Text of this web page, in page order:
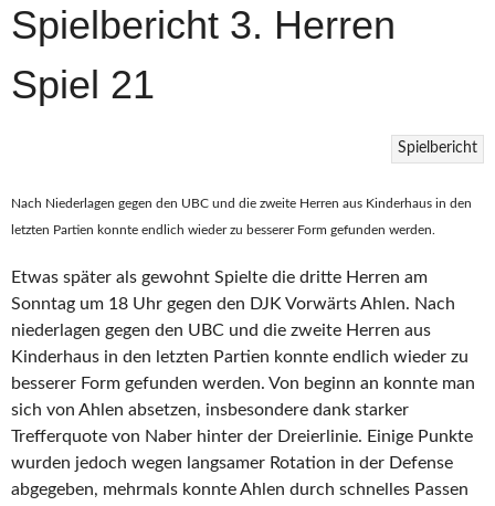
Spielbericht 3. Herren
Spiel 21
Spielbericht
Nach Niederlagen gegen den UBC und die zweite Herren aus Kinderhaus in den
letzten Partien konnte endlich wieder zu besserer Form gefunden werden.
Etwas später als gewohnt Spielte die dritte Herren am
Sonntag um 18 Uhr gegen den DJK Vorwärts Ahlen. Nach
niederlagen gegen den UBC und die zweite Herren aus
Kinderhaus in den letzten Partien konnte endlich wieder zu
besserer Form gefunden werden. Von beginn an konnte man
sich von Ahlen absetzen, insbesondere dank starker
Trefferquote von Naber hinter der Dreierlinie. Einige Punkte
wurden jedoch wegen langsamer Rotation in der Defense
abgegeben, mehrmals konnte Ahlen durch schnelles Passen